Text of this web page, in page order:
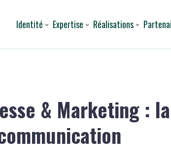
Identité Expertise Réalisations
& Marketing : la